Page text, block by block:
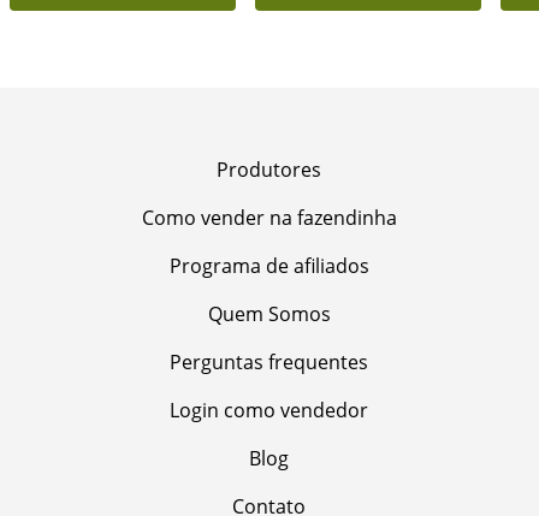
Produtores
Como vender na fazendinha
Programa de afiliados
Quem Somos
Perguntas frequentes
Login como vendedor
Blog
Contato